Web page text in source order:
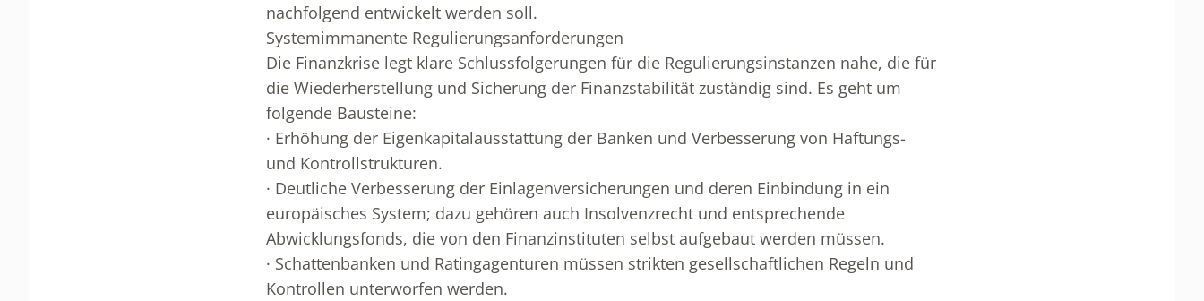
nachfolgend entwickelt werden soll.
Systemimmanente Regulierungsanforderungen
Die Finanzkrise legt klare Schlussfolgerungen für die Regulierungsinstanzen nahe, die für
die Wiederherstellung und Sicherung der Finanzstabilität zuständig sind. Es geht um
folgende Bausteine:
· Erhöhung der Eigenkapitalausstattung der Banken und Verbesserung von Haftungs-
und Kontrollstrukturen.
· Deutliche Verbesserung der Einlagenversicherungen und deren Einbindung in ein
europäisches System; dazu gehören auch Insolvenzrecht und entsprechende
Abwicklungsfonds, die von den Finanzinstituten selbst aufgebaut werden müssen.
· Schattenbanken und Ratingagenturen müssen strikten gesellschaftlichen Regeln und
Kontrollen unterworfen werden.